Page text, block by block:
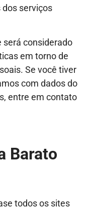
serviços
será considerado
em torno de
Se você tiver
com dados do
entre em contato
Barato
todos os sites